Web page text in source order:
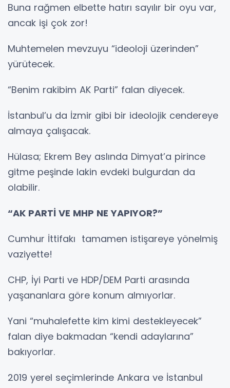
Buna rağmen elbette hatırı sayılır bir oyu var,
ancak işi çok zor!
Muhtemelen mevzuyu “ideoloji üzerinden”
yürütecek.
“Benim rakibim AK Parti” falan diyecek.
İstanbul’u da İzmir gibi bir ideolojik cendereye
almaya çalışacak.
Hülasa; Ekrem Bey aslında Dimyat’a pirince
gitme peşinde lakin evdeki bulgurdan da
olabilir.
“AK PARTİ VE MHP NE YAPIYOR?”
Cumhur İttifakı tamamen istişareye yönelmiş
vaziyette!
CHP, İyi Parti ve HDP/DEM Parti arasında
yaşananlara göre konum almıyorlar.
Yani “muhalefette kim kimi destekleyecek”
falan diye bakmadan “kendi adaylarına”
bakıyorlar.
2019 yerel seçimlerinde Ankara ve İstanbul